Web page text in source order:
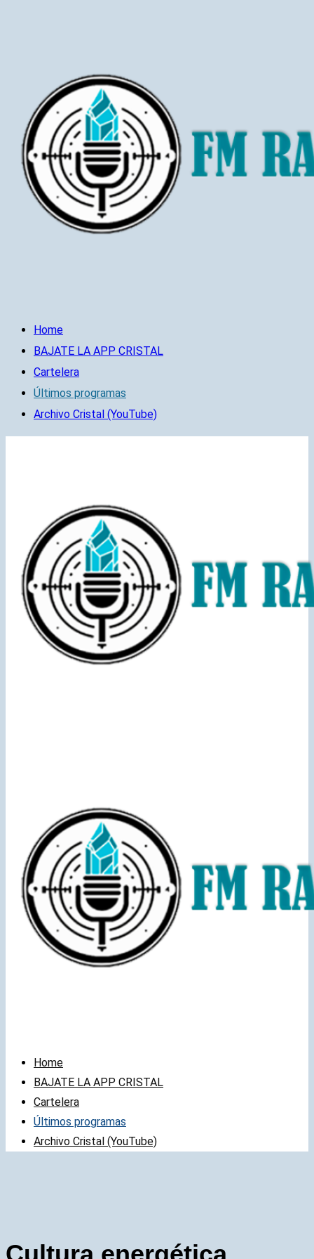
Home
BAJATE LA APP CRISTAL
Cartelera
Últimos programas
Archivo Cristal (YouTube)
Home
BAJATE LA APP CRISTAL
Cartelera
Últimos programas
Archivo Cristal (YouTube)